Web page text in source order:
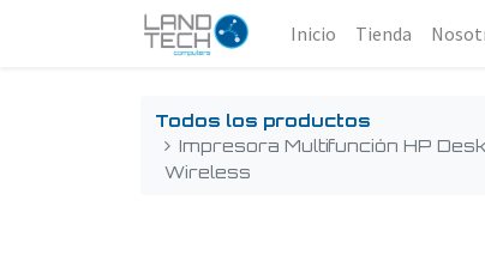
Inicio Tienda
Todos los productos
Impresora Multifunción HP
Wireless